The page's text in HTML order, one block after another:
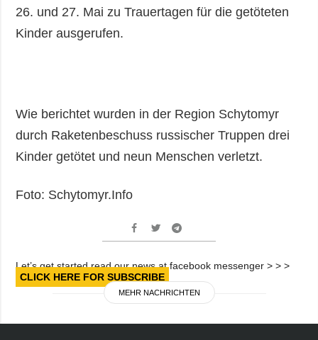
26. und 27. Mai zu Trauertagen für die getöteten
Kinder ausgerufen.
Wie berichtet wurden in der Region Schytomyr
durch Raketenbeschuss russischer Truppen drei
Kinder getötet und neun Menschen verletzt.
Foto: Schytomyr.Info
Let’s get started read our news at facebook messenger > > >
CLICK HERE FOR SUBSCRIBE
MEHR NACHRICHTEN